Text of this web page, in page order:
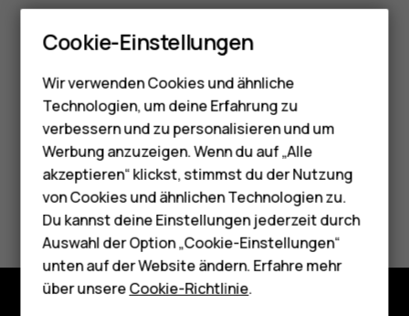
Smartphones
Feature Phones
Telefone für Senioren
Zubehör
HMD Terra M
Für Unternehmen
Tablets
Shop
Betätigen Siecheck_box_outline_blank, wischen Sie aufwärts durch alle Apps,
und tippen Sie auf
ALLE LÖSCHEN.
Did you find this helpful?
Ja Nein
Cookie-Einstellungen
Wir verwenden Cookies und ähnliche
Technologien, um deine Erfahrung zu
verbessern und zu personalisieren und um
Werbung anzuzeigen. Wenn du auf „Alle
akzeptieren“ klickst, stimmst du der Nutzung
von Cookies und ähnlichen Technologien zu.
Du kannst deine Einstellungen jederzeit durch
Auswahl der Option „Cookie-Einstellungen“
unten auf der Website ändern. Erfahre mehr
über unsereCookie-Richtlinie.